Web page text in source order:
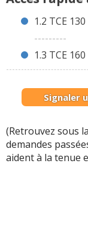
1.2 TCE 130
---------
1.3 TCE 160
Signaler
(Retrouvez sous
demandes
aident à la tenue